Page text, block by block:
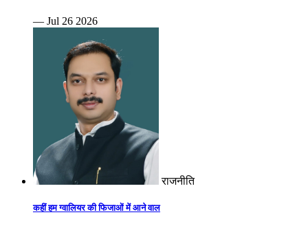
— Jul 26 2026
राजनीति
कहीं हम ग्वालियर की फिजाओं में आने वाल